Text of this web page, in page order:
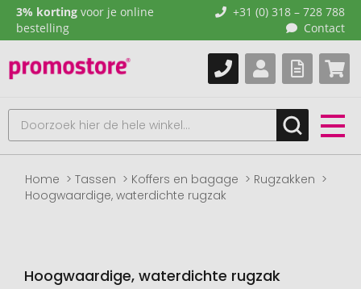
3% korting voor je online
bestelling
+31 (0) 318 – 728 788
Contact
Home Tassen Koffers en bagage
Rugzakken
Hoogwaardige, waterdichte rugzak
Hoogwaardige, waterdichte rugzak